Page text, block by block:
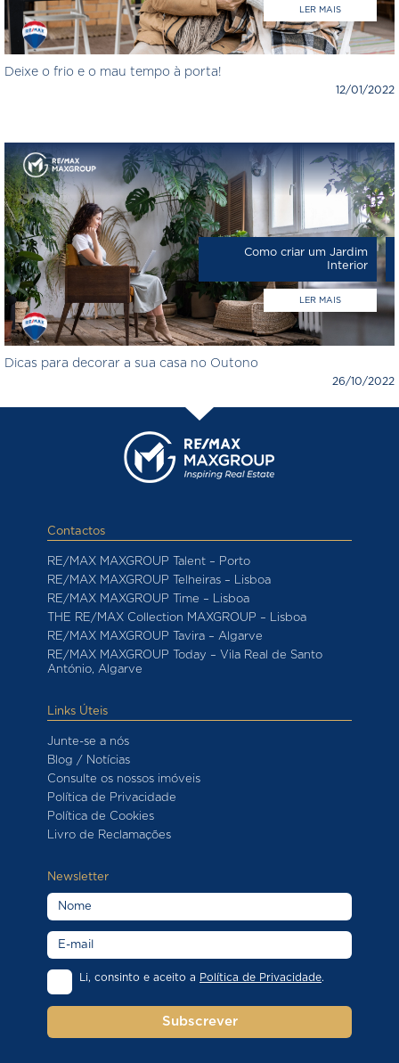
LER MAIS
Deixe o frio e o mau tempo à porta!
12/01/2022
Como criar um Jardim
Interior
LER MAIS
Dicas para decorar a sua casa no Outono
26/10/2022
Contactos
RE/MAX MAXGROUP Talent – Porto
RE/MAX MAXGROUP Telheiras – Lisboa
RE/MAX MAXGROUP Time – Lisboa
THE RE/MAX Collection MAXGROUP – Lisboa
RE/MAX MAXGROUP Tavira – Algarve
RE/MAX MAXGROUP Today – Vila Real de Santo
António, Algarve
Links Úteis
Junte-se a nós
Blog / Notícias
Consulte os nossos imóveis
Política de Privacidade
Política de Cookies
Livro de Reclamações
Newsletter
Li, consinto e aceito a Política de Privacidade.
Subscrever